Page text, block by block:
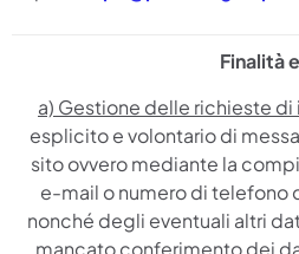
Finalità
a) Gestione delle richieste di
esplicito e volontario di
sito ovvero mediante la
e-mail o numero di telefono
nonché degli eventuali altri
mancato conferimento dei